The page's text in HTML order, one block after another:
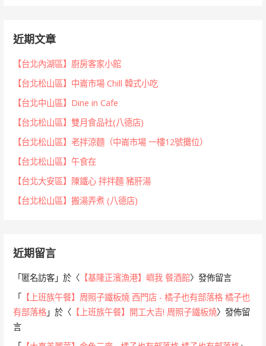
近期文章
【台北內湖區】廚房客家小館
【台北松山區】中崙市場 Chill 韓式小吃
【台北中山區】Dine in Cafe
【台北松山區】雙月食品社(八德店)
【台北松山區】老拌涼麵（中崙市場 一樓12號攤位）
【台北松山區】午食在
【台北大安區】陳鐵心 拌拌麵 豬肝湯
【台北松山區】搬湯弄煮 (八德店)
近期留言
「匿名訪客 」於〈 【基隆正濱漁港】嶼我 餐酒館〉發佈留言
「
【上班族午餐】周照子鐵板燒 西門店 - 橘子也有部落格 橘子也
有部落格 」於〈 【上班族午餐】開工大吉! 周照子鐵板燒〉發佈留
言